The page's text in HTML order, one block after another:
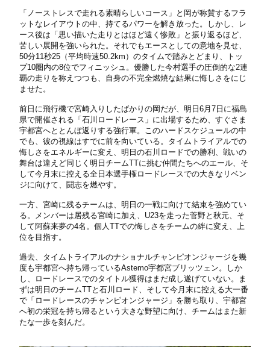
「ノーストレスで走れる素晴らしいコース」と岡が称賛するフラ
ットなレイアウトの中、持てるパワーを解き放った。しかし、レ
ース後は「思い描いた走りとはほど遠く惨敗」と振り返るほど、
苦しい展開を強いられた。それでもエースとしての意地を見せ、
50分11秒25（平均時速50.2km）のタイムで踏みとどまり、トッ
プ10圏内の8位でフィニッシュ。優勝した今村選手の圧倒的な2連
覇の走りを称えつつも、自身の不完全燃焼な結果に悔しさをにじ
ませた。
前日に飛行機で宮崎入りしたばかりの岡だが、明日6月7日に福島
県で開催される「石川ロードレース」に出場するため、すぐさま
宇都宮へととんぼ返りする強行軍。このハードスケジュールの中
でも、彼の視線はすでに前を向いている。タイムトライアルでの
悔しさをエネルギーに変え、明日の石川ロードでの勝利、戦いの
舞台は違えど同じく明日チームTTに挑む仲間たちへのエール、そ
して今月末に控える全日本選手権ロードレースでの大きなリベン
ジに向けて、闘志を燃やす。
一方、宮崎に残るチームは、明日の一戦に向けて結束を強めてい
る。メンバーは居残る宮崎に加え、U23を走った菅野と秋元、そ
して阿蘇来夢の4名。個人TTでの悔しさをチームの絆に変え、上
位を目指す。
過去、タイムトライアルのナショナルチャンピオンジャージを幾
度も宇都宮へ持ち帰っているAstemo宇都宮ブリッツェン。しか
し、ロードレースでのタイトル獲得はまだ成し遂げていない。ま
ずは明日のチームTTと石川ロード、そして今月末に控える大一番
で「ロードレースのチャンピオンジャージ」を勝ち取り、宇都宮
へ初の栄冠を持ち帰るという大きな野望に向け、チームはまた新
たな一歩を刻んだ。